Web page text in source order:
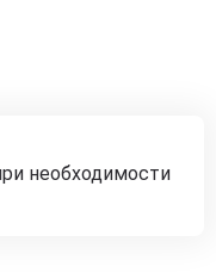
необходимости